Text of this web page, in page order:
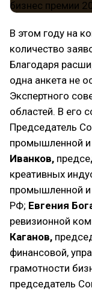
В этом году на
количество
Благодаря
одна анкета не
Экспертного
областей. В его
Председатель
промышленной и
Иванков,
креативных
промышленной и
РФ; Евгения
ревизионной
Каганов,
финансовой,
грамотности
председатель